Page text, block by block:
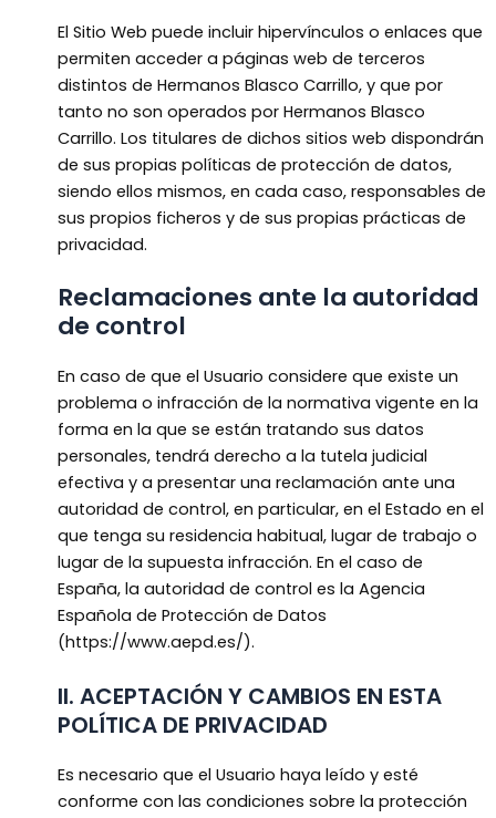
El Sitio Web puede incluir hipervínculos o enlaces que
permiten acceder a páginas web de terceros
distintos de Hermanos Blasco Carrillo, y que por
tanto no son operados por Hermanos Blasco
Carrillo. Los titulares de dichos sitios web dispondrán
de sus propias políticas de protección de datos,
siendo ellos mismos, en cada caso, responsables de
sus propios ficheros y de sus propias prácticas de
privacidad.
Reclamaciones ante la autoridad
de control
En caso de que el Usuario considere que existe un
problema o infracción de la normativa vigente en la
forma en la que se están tratando sus datos
personales, tendrá derecho a la tutela judicial
efectiva y a presentar una reclamación ante una
autoridad de control, en particular, en el Estado en el
que tenga su residencia habitual, lugar de trabajo o
lugar de la supuesta infracción. En el caso de
España, la autoridad de control es la Agencia
Española de Protección de Datos
(https://www.aepd.es/).
II. ACEPTACIÓN Y CAMBIOS EN ESTA
POLÍTICA DE PRIVACIDAD
Es necesario que el Usuario haya leído y esté
conforme con las condiciones sobre la protección